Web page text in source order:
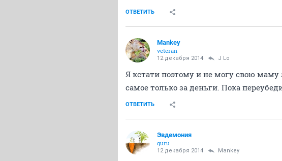
ОТВЕТИТЬ
Mankey
veteran
12 декабря 2014 J Lo
Я кстати поэтому и не могу свою
самое только за деньги. Пока
ОТВЕТИТЬ
Эвдемония
guru
12 декабря 2014 Mankey